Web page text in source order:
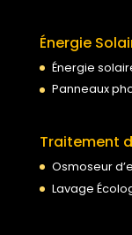
Énergie
Énergie
Panneaux
Traitement
Osmoseur
Lavage